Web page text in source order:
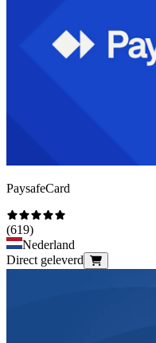
PaysafeCard
(619)
Nederland
Direct geleverd